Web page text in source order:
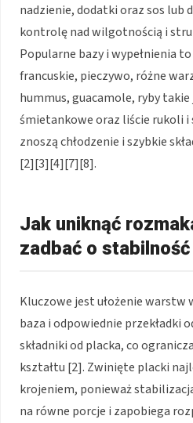
nadzienie, dodatki oraz sos lub
kontrolę nad wilgotnością i
Popularne bazy i wypełnienia
francuskie, pieczywo, różne
hummus, guacamole, ryby takie
śmietankowe oraz liście rukoli i
znoszą chłodzenie i szybkie
[2][3][4][7][8].
Jak uniknąć
zadbać o
Kluczowe jest ułożenie warstw
baza i odpowiednie przekładki
składniki od placka, co
kształtu [2]. Zwinięte placki
krojeniem, ponieważ
na równe porcje i zapobiega